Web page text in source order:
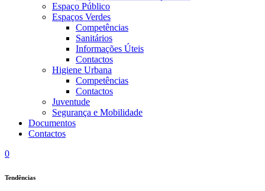
Espaço Público
Espaços Verdes
Competências
Sanitários
Informações Úteis
Contactos
Higiene Urbana
Competências
Contactos
Juventude
Segurança e Mobilidade
Documentos
Contactos
0
Tendências